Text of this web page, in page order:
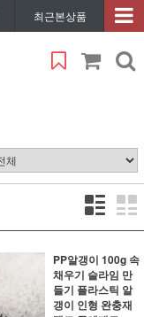
최근본상품
PP알갱이 100g 속
채우기 슬라임 만
들기 플라스틱 알
갱이 인형 완충재